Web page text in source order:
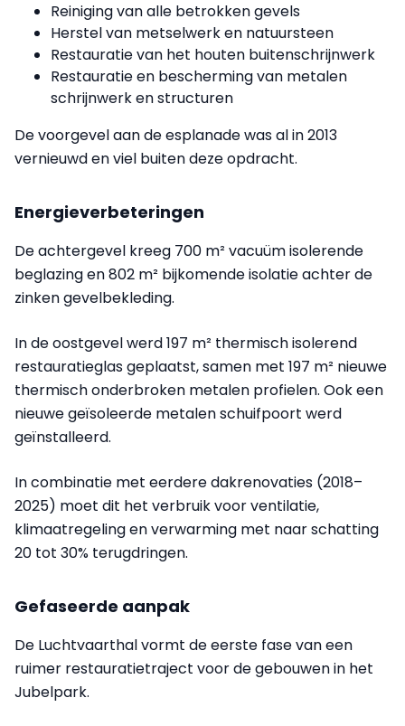
Reiniging van alle betrokken gevels
Herstel van metselwerk en natuursteen
Restauratie van het houten buitenschrijnwerk
Restauratie en bescherming van metalen
schrijnwerk en structuren
De voorgevel aan de esplanade was al in 2013
vernieuwd en viel buiten deze opdracht.
Energieverbeteringen
De achtergevel kreeg 700 m² vacuüm isolerende
beglazing en 802 m² bijkomende isolatie achter de
zinken gevelbekleding.
In de oostgevel werd 197 m² thermisch isolerend
restauratieglas geplaatst, samen met 197 m² nieuwe
thermisch onderbroken metalen profielen. Ook een
nieuwe geïsoleerde metalen schuifpoort werd
geïnstalleerd.
In combinatie met eerdere dakrenovaties (2018–
2025) moet dit het verbruik voor ventilatie,
klimaatregeling en verwarming met naar schatting
20 tot 30% terugdringen.
Gefaseerde aanpak
De Luchtvaarthal vormt de eerste fase van een
ruimer restauratietraject voor de gebouwen in het
Jubelpark.